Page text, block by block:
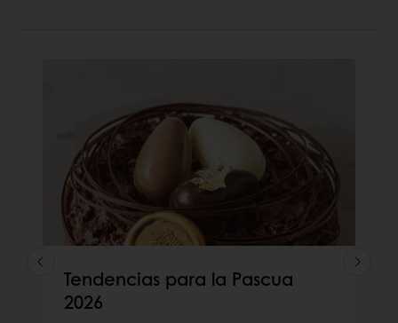
Tendencias para la Pascua
2026